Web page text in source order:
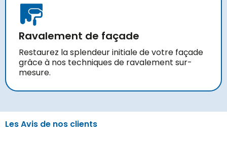
Ravalement de façade
Restaurez la splendeur initiale de votre façade
grâce à nos techniques de ravalement sur-
mesure.
Les Avis de nos clients